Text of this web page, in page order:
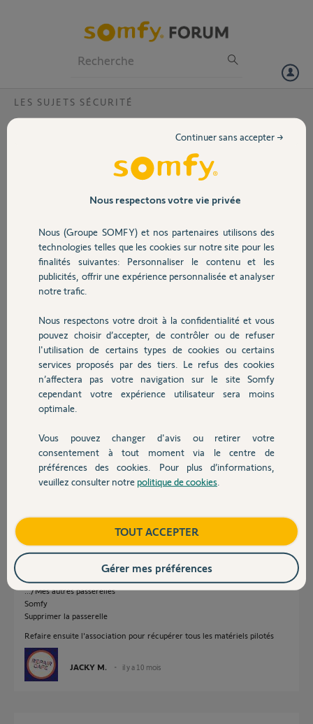
Volet
Sécurité
Domotique
Chauffage
Autres produits
Devis avec un pro
Contact
LES SUJETS SÉCURITÉ
impossible d’associer ma doorkeeper sur mon application tahoma
Merci,
POUMEYROL E.
il y a 10 mois
Participer au fil de discussion
Réponses
Bonjour
La procédure que vous utilisé était pour les anciennes serrures sur Somfy
Keys
Sur Tahoma By Somfy
.../Ajouter un équipement
.../Mes autres passerelles
Somfy
Supprimer la passerelle
Refaire ensuite l'association pour récupérer tous les matériels pilotés
JACKY M. il y a 10 mois
Nous respectons votre vie privée
Nous (Groupe SOMFY) et nos partenaires utilisons des
technologies telles que les cookies sur notre site pour les
finalités suivantes: Personnaliser le contenu et les
publicités, offrir une expérience personnalisée et analyser
notre trafic.
Nous respectons votre droit à la confidentialité et vous
pouvez choisir d’accepter, de contrôler ou de refuser
l'utilisation de certains types de cookies ou certains
services proposés par des tiers. Le refus des cookies
n’affectera pas votre navigation sur le site Somfy
cependant votre expérience utilisateur sera moins
optimale.
Vous pouvez changer d'avis ou retirer votre
consentement à tout moment via le centre de
préférences des cookies. Pour plus d’informations,
veuillez consulter notre politique de cookies
Continuer sans accepter →
TOUT ACCEPTER
Gérer mes préférences